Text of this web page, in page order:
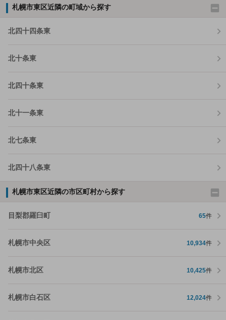
札幌市東区近隣の町域から探す
北四十四条東
北十条東
北四十条東
北十一条東
北七条東
北四十八条東
札幌市東区近隣の市区町村から探す
目梨郡羅臼町 65件
札幌市中央区 10,934件
札幌市北区 10,425件
札幌市白石区 12,024件